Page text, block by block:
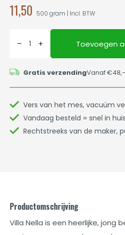
11,50 500 gram | Incl. BTW
Toevoegen
Gratis verzendingVanaf €48,-
Vers van het mes, vacuüm
Vandaag besteld = snel in huis
Rechtstreeks van de maker,
Productomschrijving
Villa Nella is een heerlijke, jong